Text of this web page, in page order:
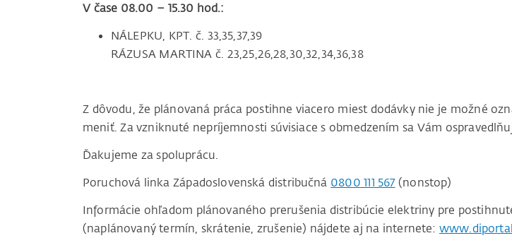
V čase 08.00 – 15.30 hod.:
NÁLEPKU, KPT. č. 33,35,37,39
RÁZUSA MARTINA č. 23,25,26,28,30,32,34,36,38
Z dôvodu, že plánovaná práca postihne viacero miest dodávky nie je možné
meniť. Za vzniknuté nepríjemnosti súvisiace s obmedzením sa Vám
Ďakujeme za spoluprácu.
Poruchová linka Západoslovenská distribučná 0800 111 567 (nonstop)
Informácie ohľadom plánovaného prerušenia distribúcie elektriny pre
(naplánovaný termín, skrátenie, zrušenie) nájdete aj na internete: